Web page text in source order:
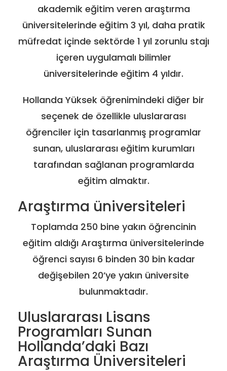
akademik eğitim veren araştırma
üniversitelerinde eğitim 3 yıl, daha pratik
müfredat içinde sektörde 1 yıl zorunlu stajı
içeren uygulamalı bilimler
üniversitelerinde eğitim 4 yıldır.
Hollanda Yüksek öğrenimindeki diğer bir
seçenek de özellikle uluslararası
öğrenciler için tasarlanmış programlar
sunan, uluslararası eğitim kurumları
tarafından sağlanan programlarda
eğitim almaktır.
Araştırma üniversiteleri
Toplamda 250 bine yakın öğrencinin
eğitim aldığı Araştırma üniversitelerinde
öğrenci sayısı 6 binden 30 bin kadar
değişebilen 20’ye yakın üniversite
bulunmaktadır.
Uluslararası Lisans
Programları Sunan
Hollanda’daki Bazı
Araştırma Üniversiteleri